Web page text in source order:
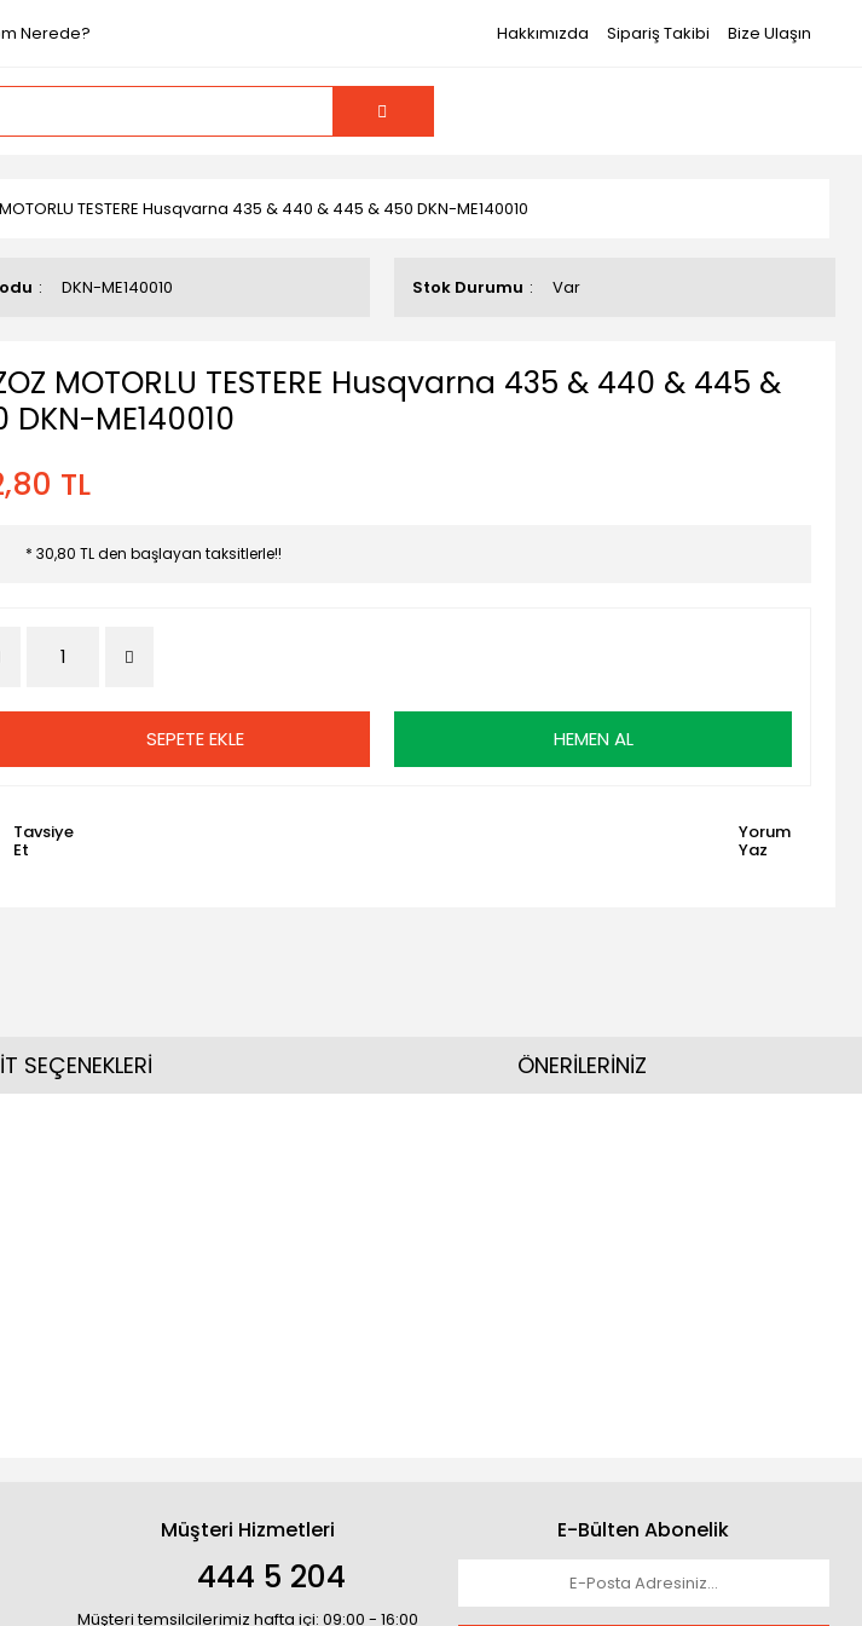
Nerede? Hakkımızda Sipariş Takibi Bize Ulaşın
TESTERE Husqvarna 435 & 440 & 445 & 450 DKN-ME140010
DKN-ME140010 Stok Durumu Var
MOTORLU TESTERE Husqvarna 435 & 440 & 445 &
DKN-ME140010
TL
* 30,80 TL den başlayan taksitlerle!!
SEPETE EKLE HEMEN AL
Tavsiye
Et
Yorum
Yaz
SEÇENEKLERİ ÖNERİLERİNİZ
Müşteri Hizmetleri
444 5 204
Müşteri temsilcilerimiz hafta içi: 09:00 - 16:00
E-Bülten Abonelik